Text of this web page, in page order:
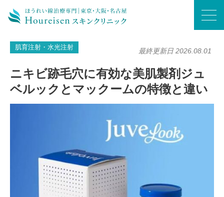
ニキビ跡毛穴に有効な美肌製剤ジュベルックとマックームの特徴と違い
肌育注射・水光注射 最終更新日 2026.08.01
ニキビ跡毛穴に有効な美肌製剤ジュ
ベルックとマックームの特徴と違い